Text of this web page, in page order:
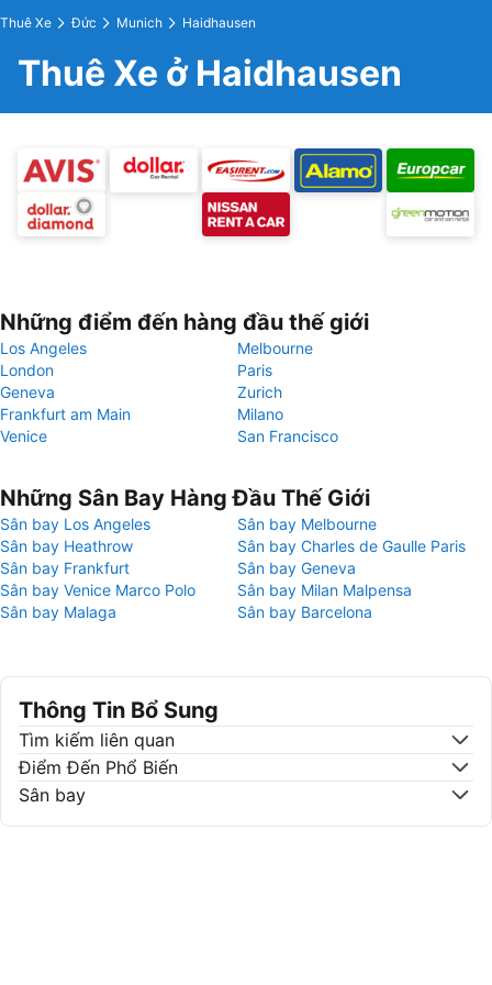
Thuê Xe Đức Munich Haidhausen
Thuê Xe ở Haidhausen
Những điểm đến hàng đầu thế giới
Los Angeles
Melbourne
London
Paris
Geneva
Zurich
Frankfurt am Main
Milano
Venice
San Francisco
Những Sân Bay Hàng Đầu Thế Giới
Sân bay Los Angeles
Sân bay Melbourne
Sân bay Heathrow
Sân bay Charles de Gaulle Paris
Sân bay Frankfurt
Sân bay Geneva
Sân bay Venice Marco Polo
Sân bay Milan Malpensa
Sân bay Malaga
Sân bay Barcelona
Thông Tin Bổ Sung
Tìm kiếm liên quan
Điểm Đến Phổ Biến
Sân bay